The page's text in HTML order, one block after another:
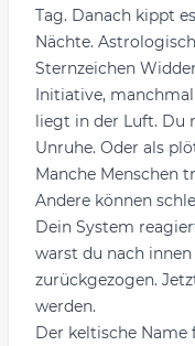
Tag. Danach kippt
Nächte.
Sternzeichen
Initiative,
liegt in der Luft. Du
Unruhe. Oder als
Manche Menschen
Andere können
Dein System
warst du nach
zurückgezogen.
werden.
Der keltische Name